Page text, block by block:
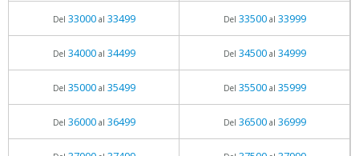
Del 33000al 33499 Del 33500al 33999
Del 34000al 34499 Del 34500al 34999
Del 35000al 35499 Del 35500al 35999
Del 36000al 36499 Del 36500al 36999